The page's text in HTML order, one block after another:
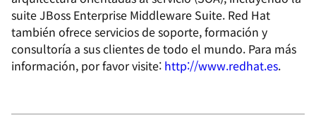
suite JBoss Enterprise Middleware Suite. Red Hat
también ofrece servicios de soporte, formación y
consultoría a sus clientes de todo el mundo. Para más
información, por favor visite: http://www.redhat.es.